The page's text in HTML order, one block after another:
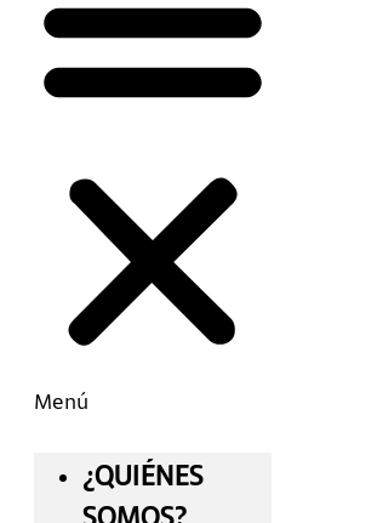
Menú
¿QUIÉNES
SOMOS?